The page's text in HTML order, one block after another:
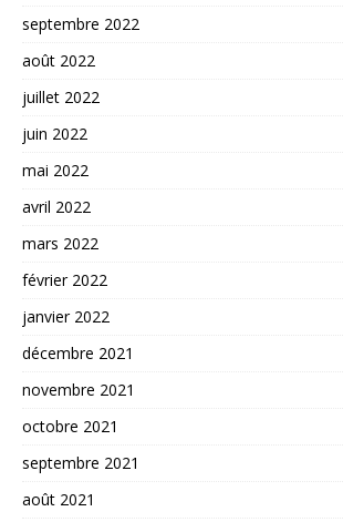
septembre 2022
août 2022
juillet 2022
juin 2022
mai 2022
avril 2022
mars 2022
février 2022
janvier 2022
décembre 2021
novembre 2021
octobre 2021
septembre 2021
août 2021